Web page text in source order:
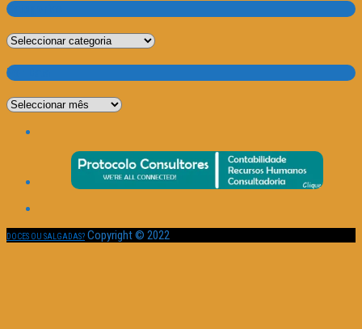
Categorias
Categorias
Por Data
Por
DOCES OU SALGADAS? Copyright © 2022